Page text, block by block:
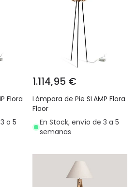
Flora
a 5
1.114,95 €
Lámpara de Pie SLAMP Flora
Floor
En Stock, envío de 3 a 5
semanas